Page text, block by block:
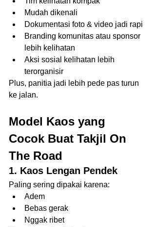
Mudah dikenali
Dokumentasi foto & video jadi rapi
Branding komunitas atau sponsor
lebih kelihatan
Aksi sosial kelihatan lebih
terorganisir
Plus, panitia jadi lebih pede pas turun
ke jalan.
Model Kaos yang
Cocok Buat Takjil On
The Road
1. Kaos Lengan Pendek
Paling sering dipakai karena:
Adem
Bebas gerak
Nggak ribet